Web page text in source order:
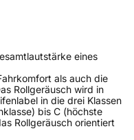
eines
als auch die
Rollgeräusch wird in
in die drei Klassen
bis C (höchste
Rollgeräusch orientiert